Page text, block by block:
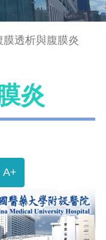
膜透析與腹膜炎
炎
A+